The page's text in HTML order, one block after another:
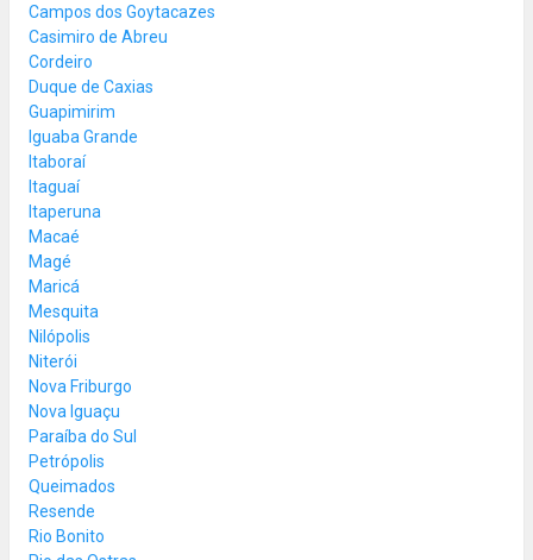
Campos dos Goytacazes
Casimiro de Abreu
Cordeiro
Duque de Caxias
Guapimirim
Iguaba Grande
Itaboraí
Itaguaí
Itaperuna
Macaé
Magé
Maricá
Mesquita
Nilópolis
Niterói
Nova Friburgo
Nova Iguaçu
Paraíba do Sul
Petrópolis
Queimados
Resende
Rio Bonito